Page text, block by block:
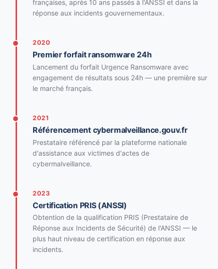
françaises, après 10 ans passés à l'ANSSI et dans la
réponse aux incidents gouvernementaux.
2020
Premier forfait ransomware 24h
Lancement du forfait Urgence Ransomware avec
engagement de résultats sous 24h — une première sur
le marché français.
2021
Référencement cybermalveillance.gouv.fr
Prestataire référencé par la plateforme nationale
d'assistance aux victimes d'actes de
cybermalveillance.
2023
Certification PRIS (ANSSI)
Obtention de la qualification PRIS (Prestataire de
Réponse aux Incidents de Sécurité) de l'ANSSI — le
plus haut niveau de certification en réponse aux
incidents.